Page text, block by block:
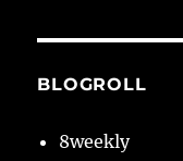
BLOGROLL
8weekly